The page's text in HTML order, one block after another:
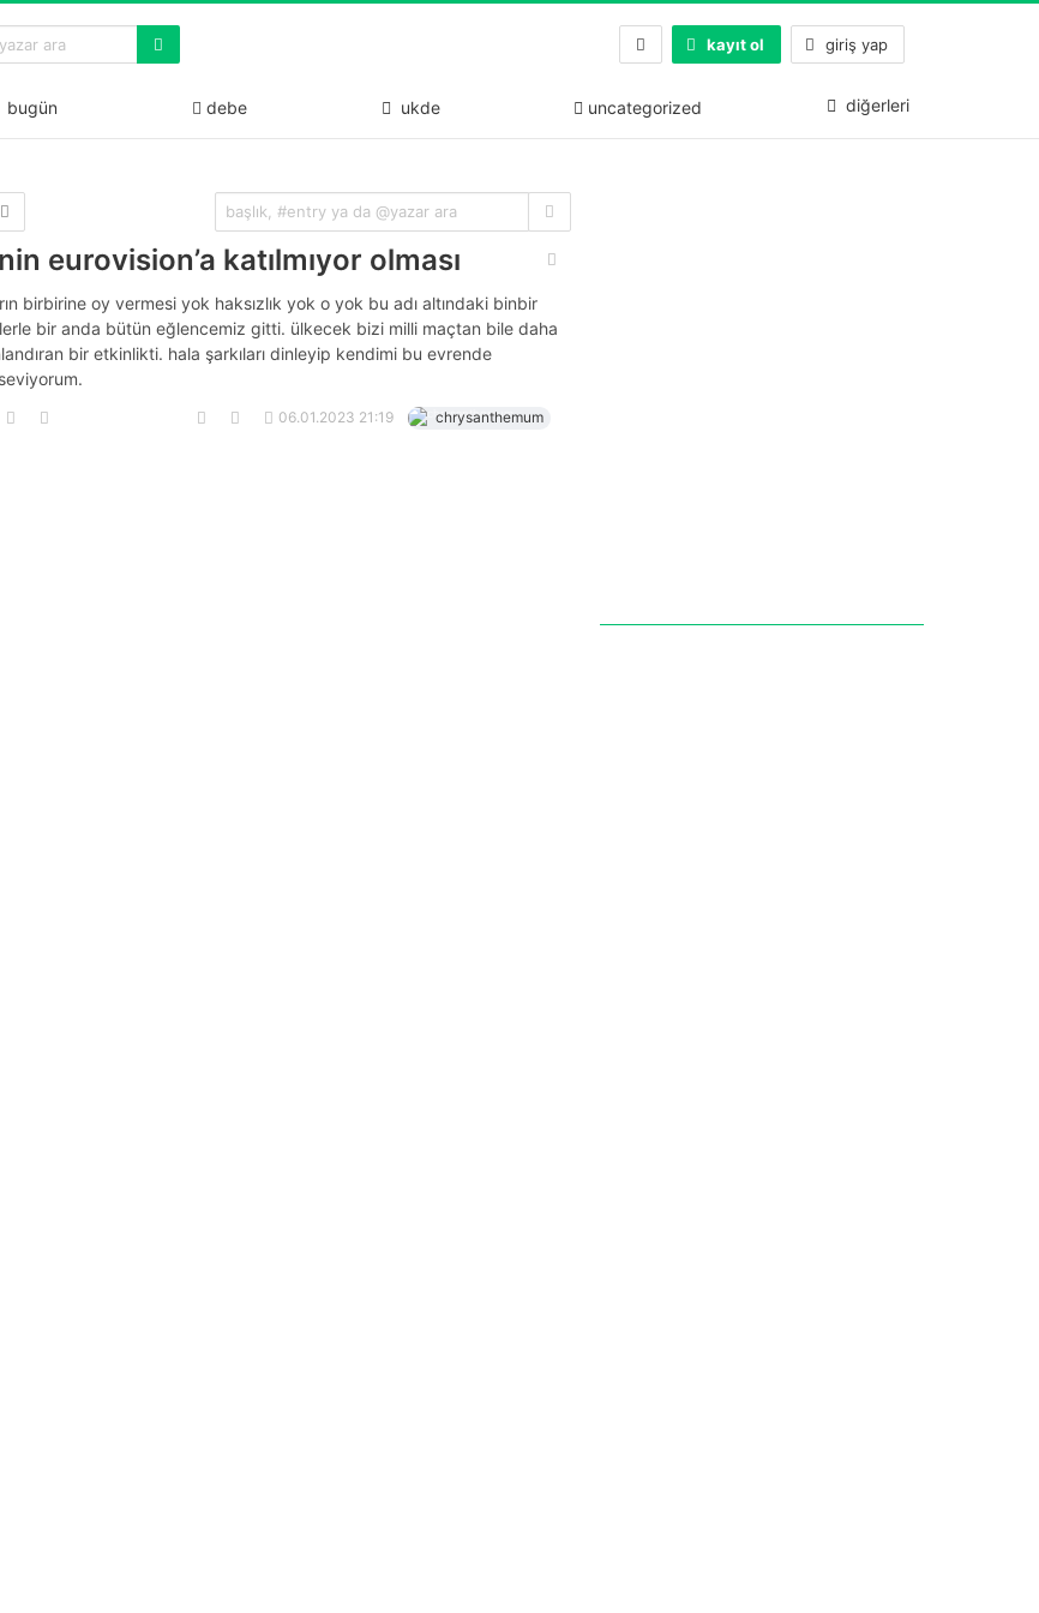
kayıt ol giriş yap
bugün debe ukde uncategorized diğerleri
eurovision’a katılmıyor olması
birbirine oy vermesi yok haksızlık yok o yok bu adı altındaki binbir
bir anda bütün eğlencemiz gitti. ülkecek bizi milli maçtan bile daha
bir etkinlikti. hala şarkıları dinleyip kendimi bu evrende
06.01.2023 21:19 chrysanthemum